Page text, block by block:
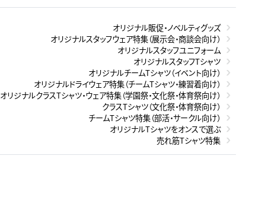
オリジナル販促・ノベルティグッズ
オリジナルスタッフウェア特集（展示会・商談会向け）
オリジナルスタッフユニフォーム
オリジナルスタッフTシャツ
オリジナルチームTシャツ（イベント向け）
オリジナルドライウェア特集（チームTシャツ・練習着向け）
オリジナルクラスTシャツ・ウェア特集（学園祭・文化祭・体育祭向け）
クラスTシャツ（文化祭・体育祭向け）
チームTシャツ特集（部活・サークル向け）
オリジナルTシャツをオンスで選ぶ
売れ筋Tシャツ特集